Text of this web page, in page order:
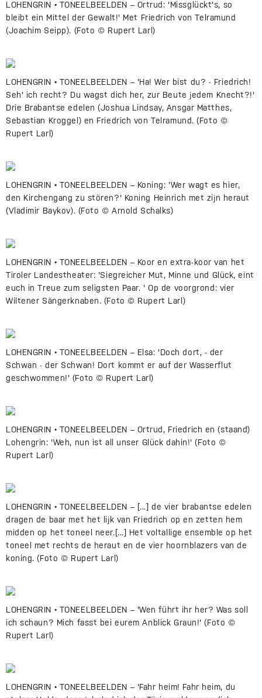
LOHENGRIN • TONEELBEELDEN – Ortrud: 'Missglückt's, so
bleibt ein Mittel der Gewalt!' Met Friedrich von Telramund
(Joachim Seipp). (Foto © Rupert Larl)
LOHENGRIN • TONEELBEELDEN – 'Ha! Wer bist du? - Friedrich!
Seh' ich recht? Du wagst dich her, zur Beute jedem Knecht?!'
Drie Brabantse edelen (Joshua Lindsay, Ansgar Matthes,
Sebastian Kroggel) en Friedrich von Telramund. (Foto ©
Rupert Larl)
LOHENGRIN • TONEELBEELDEN – Koning: 'Wer wagt es hier,
den Kirchengang zu stören?' Koning Heinrich met zijn heraut
(Vladimir Baykov). (Foto © Arnold Schalks)
LOHENGRIN • TONEELBEELDEN – Koor en extra-koor van het
Tiroler Landestheater: 'Siegreicher Mut, Minne und Glück, eint
euch in Treue zum seligsten Paar. ' Op de voorgrond: vier
Wiltener Sängerknaben. (Foto © Rupert Larl)
LOHENGRIN • TONEELBEELDEN – Elsa: 'Doch dort, - der
Schwan - der Schwan! Dort kommt er auf der Wasserflut
geschwommen!' (Foto © Rupert Larl)
LOHENGRIN • TONEELBEELDEN – Ortrud, Friedrich en (staand)
Lohengrin: 'Weh, nun ist all unser Glück dahin!' (Foto ©
Rupert Larl)
LOHENGRIN • TONEELBEELDEN – [...] de vier brabantse edelen
dragen de baar met het lijk van Friedrich op en zetten hem
midden op het toneel neer.[...] Het voltallige ensemble op het
toneel met rechts de heraut en de vier hoornblazers van de
koning. (Foto © Rupert Larl)
LOHENGRIN • TONEELBEELDEN – 'Wen führt ihr her? Was soll
ich schaun? Mich fasst bei eurem Anblick Graun!' (Foto ©
Rupert Larl)
LOHENGRIN • TONEELBEELDEN – 'Fahr heim! Fahr heim, du